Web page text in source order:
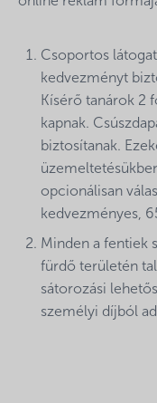
Csoportos
kedvezményt
Kísérő tanárok 2
kapnak.
biztosítanak.
opcionálisan
kedvezményes,
Minden a fentiek
fürdő területén
sátorozási
személyi díjból